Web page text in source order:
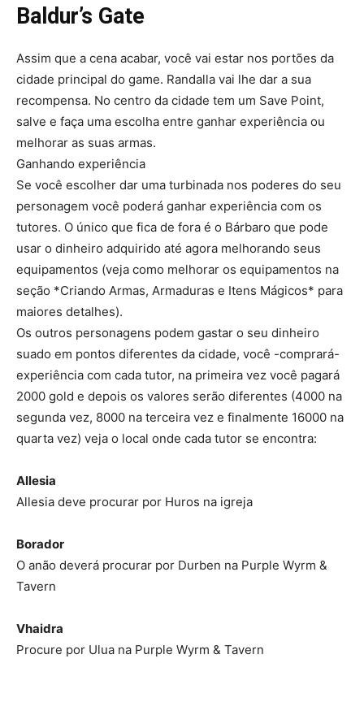
Baldur’s Gate
Assim que a cena acabar, você vai estar nos portões da
cidade principal do game. Randalla vai lhe dar a sua
recompensa. No centro da cidade tem um Save Point,
salve e faça uma escolha entre ganhar experiência ou
melhorar as suas armas.
Ganhando experiência
Se você escolher dar uma turbinada nos poderes do seu
personagem você poderá ganhar experiência com os
tutores. O único que fica de fora é o Bárbaro que pode
usar o dinheiro adquirido até agora melhorando seus
equipamentos (veja como melhorar os equipamentos na
seção *Criando Armas, Armaduras e Itens Mágicos* para
maiores detalhes).
Os outros personagens podem gastar o seu dinheiro
suado em pontos diferentes da cidade, você -comprará-
experiência com cada tutor, na primeira vez você pagará
2000 gold e depois os valores serão diferentes (4000 na
segunda vez, 8000 na terceira vez e finalmente 16000 na
quarta vez) veja o local onde cada tutor se encontra:
Allesia
Allesia deve procurar por Huros na igreja
Borador
O anão deverá procurar por Durben na Purple Wyrm &
Tavern
Vhaidra
Procure por Ulua na Purple Wyrm & Tavern